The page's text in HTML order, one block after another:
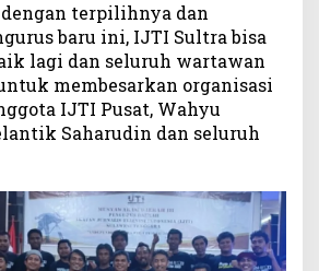
dengan terpilihnya dan
baru ini, IJTI Sultra bisa
lagi dan seluruh wartawan
membesarkan organisasi
IJTI Pusat, Wahyu
Saharudin dan seluruh